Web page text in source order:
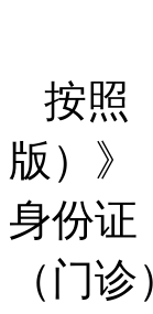
按照
版）》
身份证
（门